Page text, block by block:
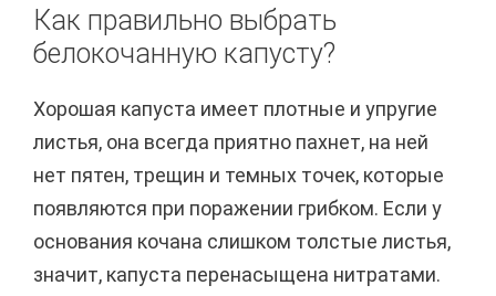
Как правильно выбрать
белокочанную капусту?
Хорошая капуста имеет плотные и упругие
листья, она всегда приятно пахнет, на ней
нет пятен, трещин и темных точек, которые
появляются при поражении грибком. Если у
основания кочана слишком толстые листья,
значит, капуста перенасыщена нитратами.